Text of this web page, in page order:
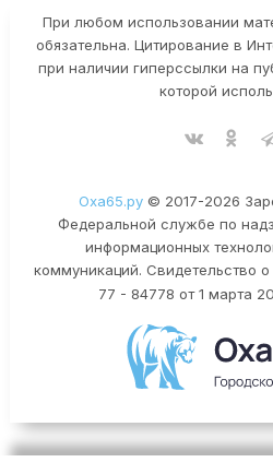
При любом использовании
обязательна. Цитирование в
при наличии гиперссылки на
которой
Оха65.ру© 2017-2026
Федеральной службе по
информационных
коммуникаций. Свидетельство
77 - 84778 от 1 марта